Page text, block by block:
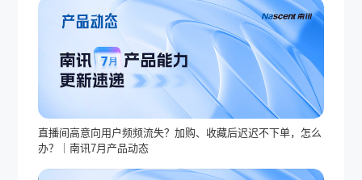
直播间高意向用户频频流失？加购、收藏后迟迟不下单，怎么
办？｜南讯7月产品动态